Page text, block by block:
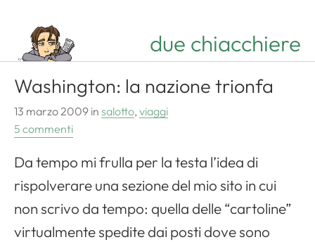
due chiacchiere
Washington: la nazione trionfa
13 marzo 2009 in salotto, viaggi
5 commenti
Da tempo mi frulla per la testa l’idea di
rispolverare una sezione del mio sito in cui
non scrivo da tempo: quella delle “cartoline”
virtualmente spedite dai posti dove sono